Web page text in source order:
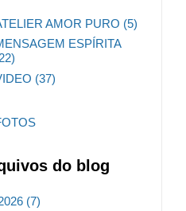
AMOR PURO (5)
ESPÍRITA
(37)
do blog
(7)